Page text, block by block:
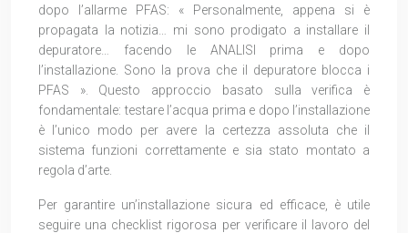
dopo l’allarme PFAS: « Personalmente, appena si è
propagata la notizia… mi sono prodigato a installare il
depuratore… facendo le ANALISI prima e dopo
l’installazione. Sono la prova che il depuratore blocca i
PFAS ». Questo approccio basato sulla verifica è
fondamentale: testare l’acqua prima e dopo l’installazione
è l’unico modo per avere la certezza assoluta che il
sistema funzioni correttamente e sia stato montato a
regola d’arte.
Per garantire un’installazione sicura ed efficace, è utile
seguire una checklist rigorosa per verificare il lavoro del